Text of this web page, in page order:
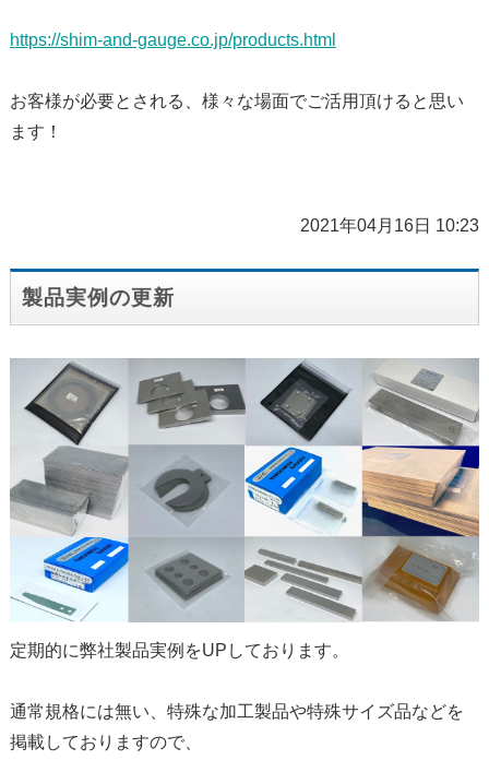
https://shim-and-gauge.co.jp/products.html
お客様が必要とされる、様々な場面でご活用頂けると思い
ます！
2021年04月16日 10:23
製品実例の更新
定期的に弊社製品実例をUPしております。
通常規格には無い、特殊な加工製品や特殊サイズ品などを
掲載しておりますので、